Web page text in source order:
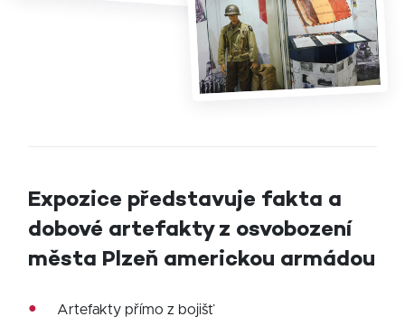
Expozice představuje fakta a
dobové artefakty z osvobození
města Plzeň americkou armádou
Artefakty přímo z bojišť